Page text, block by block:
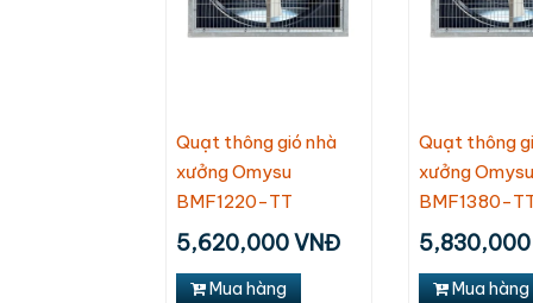
Quạt thông gió nhà
xưởng Omysu
BMF1220-TT
5,620,000 VNĐ
Mua hàng
Quạt thông
xưởng Omysu
BMF1380-
Mua hàng
210,000
190,000 VNĐ
1,100,000
1,060,000 VNĐ